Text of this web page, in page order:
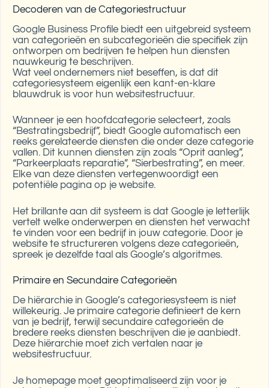
Decoderen van de Categoriestructuur
Google Business Profile biedt een uitgebreid systeem
van categorieën en subcategorieën die specifiek zijn
ontworpen om bedrijven te helpen hun diensten
nauwkeurig te beschrijven.
Wat veel ondernemers niet beseffen, is dat dit
categoriesysteem eigenlijk een kant-en-klare
blauwdruk is voor hun websitestructuur.
Wanneer je een hoofdcategorie selecteert, zoals
“Bestratingsbedrijf”, biedt Google automatisch een
reeks gerelateerde diensten die onder deze categorie
vallen. Dit kunnen diensten zijn zoals “Oprit aanleg”,
“Parkeerplaats reparatie”, “Sierbestrating”, en meer.
Elke van deze diensten vertegenwoordigt een
potentiële pagina op je website.
Het brillante aan dit systeem is dat Google je letterlijk
vertelt welke onderwerpen en diensten het verwacht
te vinden voor een bedrijf in jouw categorie. Door je
website te structureren volgens deze categorieën,
spreek je dezelfde taal als Google’s algoritmes.
Primaire en Secundaire Categorieën
De hiërarchie in Google’s categoriesysteem is niet
willekeurig. Je primaire categorie definieert de kern
van je bedrijf, terwijl secundaire categorieën de
bredere reeks diensten beschrijven die je aanbiedt.
Deze hiërarchie moet zich vertalen naar je
websitestructuur.
Je homepage moet geoptimaliseerd zijn voor je